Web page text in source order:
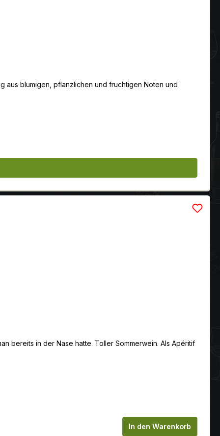
aus blumigen, pflanzlichen und fruchtigen Noten und
bereits in der Nase hatte. Toller Sommerwein. Als Apéritif
um die Anzahl zu erhöhen oder
In den Warenkorb